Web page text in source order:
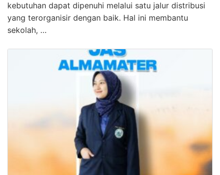
kebutuhan dapat dipenuhi melalui satu jalur distribusi
yang terorganisir dengan baik. Hal ini membantu
sekolah, …